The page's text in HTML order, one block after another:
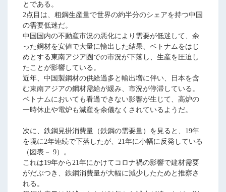
とである。
2点目は、粗鋼生産量で世界の約半分のシェアを持つ中国
の需要低迷だ。
中国国内の不動産市況の悪化により需要が低迷して、余
った鋼材を安値で大量に輸出した結果、ベトナムをはじ
めとする東南アジア圏での市況が下落し、生産を圧迫し
たことが影響している。
近年、中国製鋼材の供給過多と輸出増に伴い、日本を含
む東南アジアの鋼材需給が緩み、市況が停滞している。
ベトナムにおいても看過できない影響が生じて、高炉の
一時休止や電炉も減産を余儀なくされているようだ。
次に、鉄鋼見掛消費量（鉄鋼の需要量）を見ると、19年
を境に2年連続で下落したが、21年に小幅に反発している
（図表－ 9）。
これは19年から21年にかけてコロナ禍の影響で建材需要
がだぶつき、鉄鋼消費量が大幅に減少したためと推察さ
れる。